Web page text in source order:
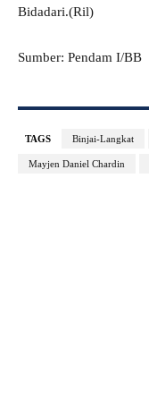
Bidadari.(Ril)
Sumber: Pendam I/BB
TAGS Binjai-Langkat
Mayjen Daniel Chardin